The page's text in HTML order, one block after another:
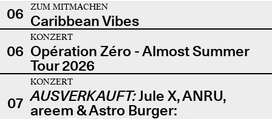
06
ZUM MITMACHEN
Caribbean Vibes
06
KONZERT
Opération Zéro - Almost Summer
Tour 2026
07
KONZERT
AUSVERKAUFT:Jule X, ANRU,
areem & Astro Burger: